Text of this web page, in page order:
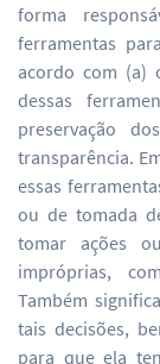
forma
ferramentas
acordo com (a)
dessas
preservação
transparência.
essas
ou de tomada
tomar ações
impróprias,
Também
tais decisões,
para que ela